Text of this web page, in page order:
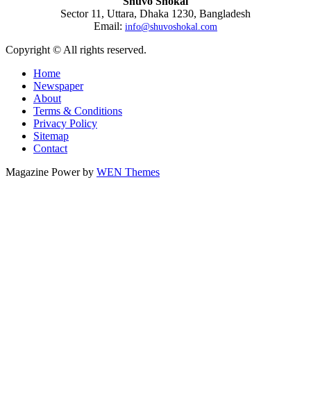
Sector 11, Uttara, Dhaka 1230, Bangladesh
Email: info@shuvoshokal.com
Copyright © All rights reserved.
Home
Newspaper
About
Terms & Conditions
Privacy Policy
Sitemap
Contact
Magazine Power by WEN Themes